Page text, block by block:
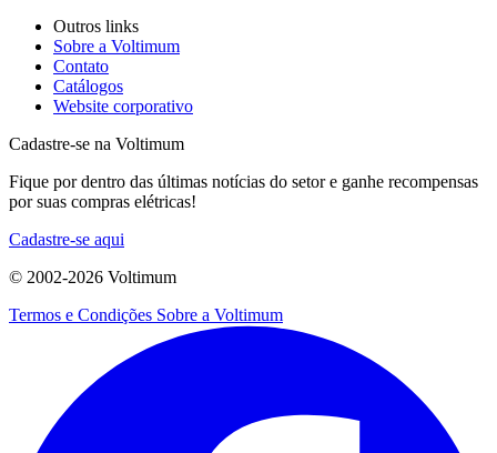
Outros links
Sobre a Voltimum
Contato
Catálogos
Website corporativo
Cadastre-se na Voltimum
Fique por dentro das últimas notícias do setor e ganhe recompensas
por suas compras elétricas!
Cadastre-se aqui
© 2002-2026 Voltimum
Termos e Condições Sobre a Voltimum